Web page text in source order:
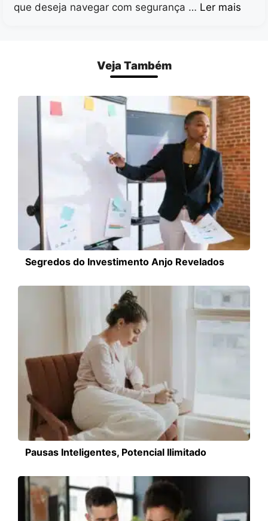
que deseja navegar com segurança … Ler mais
Veja Também
Segredos do Investimento Anjo Revelados
Pausas Inteligentes, Potencial Ilimitado